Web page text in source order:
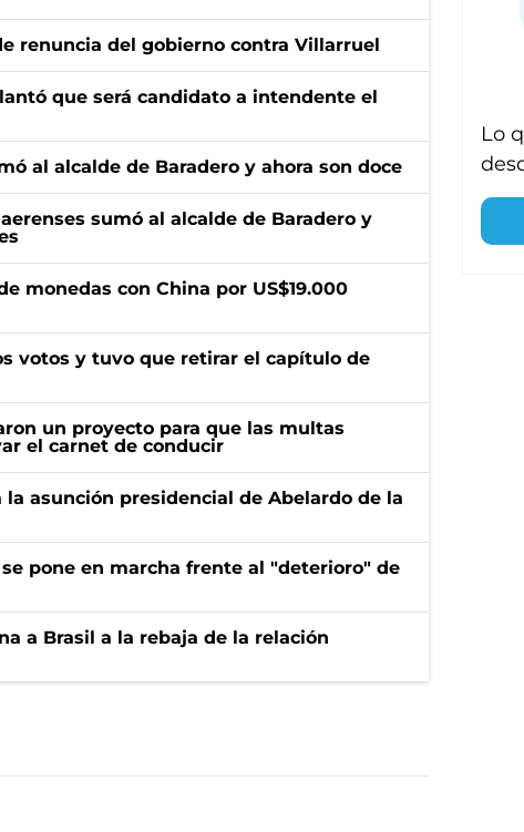
renuncia del gobierno contra Villarruel
que será candidato a intendente el
al alcalde de Baradero y ahora son doce
sumó al alcalde de Baradero y
monedas con China por US$19.000
votos y tuvo que retirar el capítulo de
un proyecto para que las multas
el carnet de conducir
asunción presidencial de Abelardo de la
pone en marcha frente al "deterioro" de
a Brasil a la rebaja de la relación
Lo